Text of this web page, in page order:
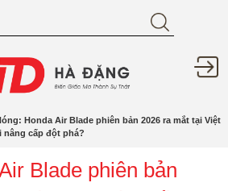
Honda Air Blade phiên bản 2026 ra mắt tại Việt
nâng cấp đột phá?
Blade phiên bản